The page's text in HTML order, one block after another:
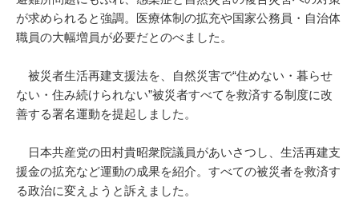
が求められると強調。医療体制の拡充や国家公務員・自治体
職員の大幅増員が必要だとのべました。
被災者生活再建支援法を、自然災害で“住めない・暮らせ
ない・住み続けられない”被災者すべてを救済する制度に改
善する署名運動を提起しました。
日本共産党の田村貴昭衆院議員があいさつし、生活再建支
援金の拡充など運動の成果を紹介。すべての被災者を救済す
る政治に変えようと訴えました。